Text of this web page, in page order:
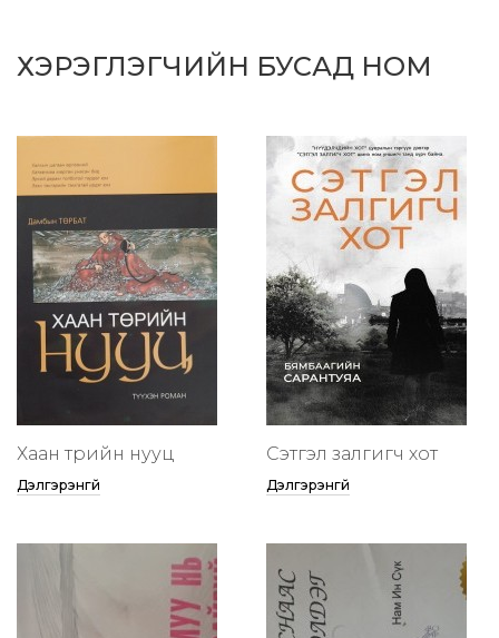
ХЭРЭГЛЭГЧИЙН БУСАД НОМ
Хаан төрийн нууц
Дэлгэрэнгүй
Сэтгэл залгигч хот
Дэлгэрэнгүй